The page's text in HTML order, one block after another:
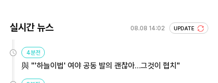
실시간 뉴스 08.08 14:02 UPDATE
4분전
與 "'하늘이법' 여야 공동 발의 괜찮아…그것이 협치"